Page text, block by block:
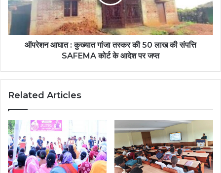
ऑपरेशन आघात : कुख्यात गांजा तस्कर की 50 लाख की संपत्ति
SAFEMA कोर्ट के आदेश पर जप्त
Related Articles